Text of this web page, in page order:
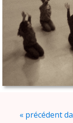
« précédent